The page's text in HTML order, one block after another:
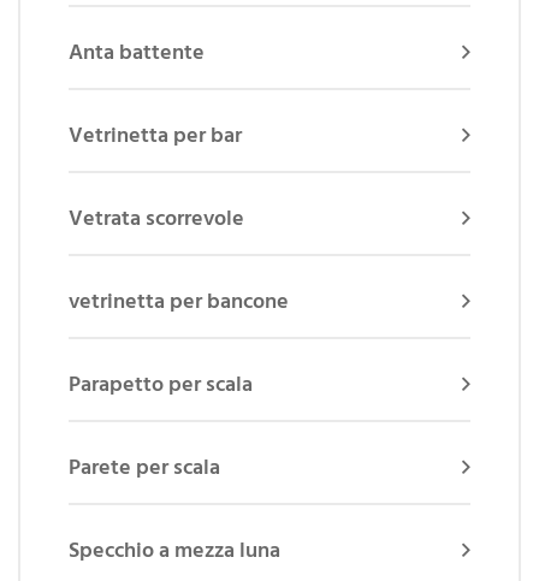
Anta battente
Vetrinetta per bar
Vetrata scorrevole
vetrinetta per bancone
Parapetto per scala
Parete per scala
Specchio a mezza luna